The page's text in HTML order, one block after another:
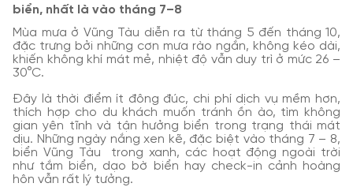
biển, nhất là vào tháng 7–8
Mùa mưa ở Vũng Tàu diễn ra từ tháng 5 đến tháng 10,
đặc trưng bởi những cơn mưa rào ngắn, không kéo dài,
khiến không khí mát mẻ, nhiệt độ vẫn duy trì ở mức 26 –
30°C.
Đây là thời điểm ít đông đúc, chi phí dịch vụ mềm hơn,
thích hợp cho du khách muốn tránh ồn ào, tìm không
gian yên tĩnh và tận hưởng biển trong trạng thái mát
dịu. Những ngày nắng xen kẽ, đặc biệt vào tháng 7 – 8,
biển Vũng Tàu trong xanh, các hoạt động ngoài trời
như tắm biển, dạo bờ biển hay check-in cảnh hoàng
hôn vẫn rất lý tưởng.